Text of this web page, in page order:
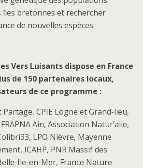
îles bretonnes et rechercher
de nouvelles espèces.
Vers Luisants dispose en France
de 150 partenaires locaux,
de ce programme :
CPIE Logne et Grand-lieu,
Ain, Association Natur’aile,
LPO Nièvre, Mayenne
ICAHP, PNR Massif des
Ile-en-Mer, France Nature